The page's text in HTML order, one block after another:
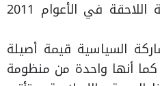
في الاستحقاقات الانتخابية اللاحقة في الأعوام 2011
السياسية قيمة أصيلة
كما أنها واحدة من منظومة